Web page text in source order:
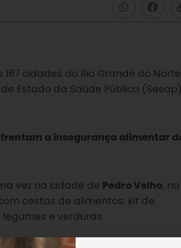
cidades do Rio Grande do
Estado da Saúde Pública
a insegurança alimentar
vez na cidade de Pedro Velho, no
cestas de alimentos, kit de
e verduras.